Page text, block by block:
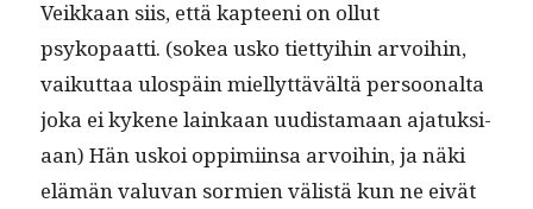
Veikkaan siis, että kapteeni on ollut
psykopaat­ti. (sokea usko tiet­ty­i­hin arvoihin,
vaikut­taa ulospäin miel­lyt­tävältä per­soon­al­ta
joka ei kykene lainkaan uud­is­ta­maan ajatuk­si­
aan) Hän uskoi oppimi­in­sa arvoihin, ja näki
elämän val­u­van sormien välistä kun ne eivät